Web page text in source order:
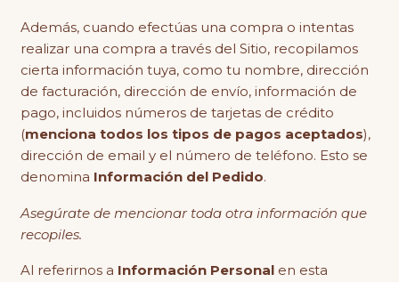
Además, cuando efectúas una compra o intentas
realizar una compra a través del Sitio, recopilamos
cierta información tuya, como tu nombre, dirección
de facturación, dirección de envío, información de
pago, incluidos números de tarjetas de crédito
(menciona todos los tipos de pagos aceptados),
dirección de email y el número de teléfono. Esto se
denomina Información del Pedido.
Asegúrate de mencionar toda otra información que
recopiles.
Al referirnos a Información Personalen esta